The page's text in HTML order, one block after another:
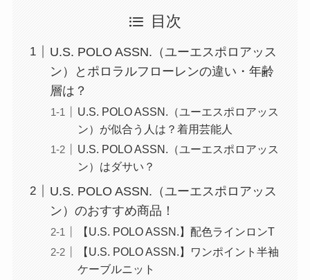
目次
U.S. POLO ASSN.（ユーエスポロアッス
ン）とポロラルフローレンの違い・年齢
層は？
U.S. POLO ASSN.（ユーエスポロアッス
ン）が似合う人は？着用芸能人
U.S. POLO ASSN.（ユーエスポロアッス
ン）はダサい？
U.S. POLO ASSN.（ユーエスポロアッス
ン）のおすすめ商品！
【U.S. POLO ASSN.】配色ラインロンT
【U.S. POLO ASSN.】ワンポイント半袖
ケーブルニット